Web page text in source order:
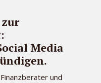
Media
und